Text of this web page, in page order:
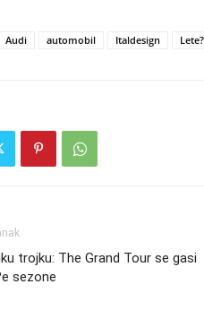
Audi automobil Italdesign
trojku: The Grand Tour se gasi
sezone